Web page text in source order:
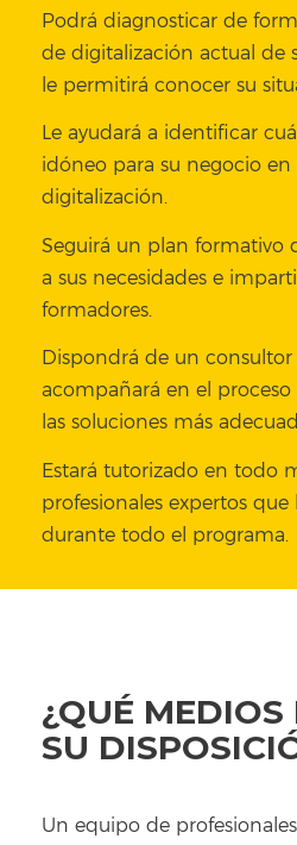
Podrá diagnosticar de
de digitalización actual de
le permitirá conocer su
Le ayudará a identificar
idóneo para su negocio
digitalización.
Seguirá un plan formativo
a sus necesidades e
formadores.
Dispondrá de un consultor
acompañará en el
las soluciones más
Estará tutorizado en todo
profesionales expertos
durante todo el programa.
¿QUÉ
SU
Un equipo de